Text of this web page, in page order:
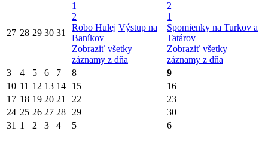
27 28 29 30 31
1
2
Robo Hulej Výstup na
Baníkov
Zobraziť všetky
záznamy z dňa
2
1
Spomienky na Turkov a
Tatárov
Zobraziť všetky
záznamy z dňa
3
4 5 6 7 8
9
10 11 12 13 14 15
16
17 18 19 20 21 22
23
24 25 26 27 28 29
30
31 1 2 3 4 5 6